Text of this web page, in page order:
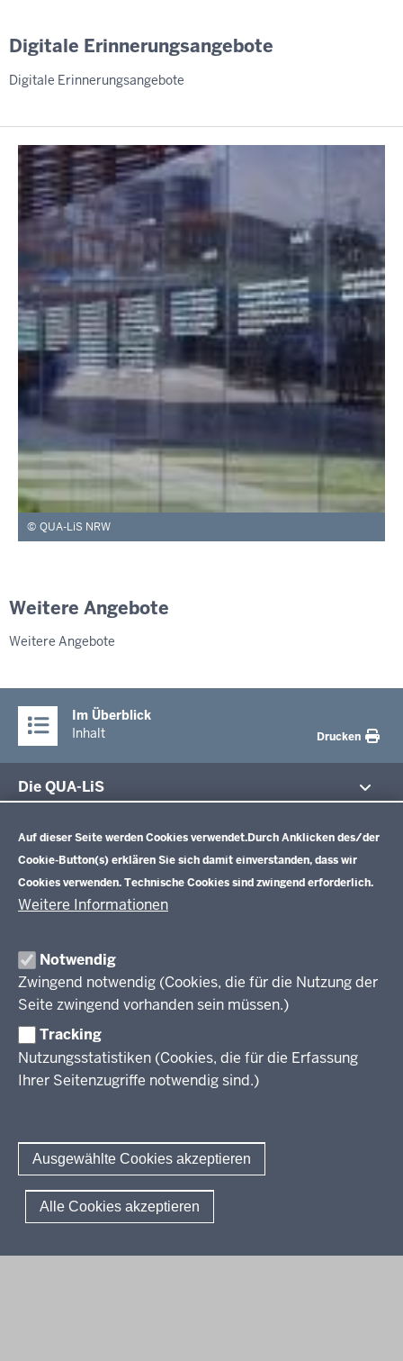
Auf dieser Seite werden Cookies verwendet.Durch Anklicken des/der
Cookie-Button(s) erklären Sie sich damit einverstanden, dass wir
Cookies verwenden. Technische Cookies sind zwingend erforderlich.
Weitere Informationen
Notwendig
Zwingend notwendig (Cookies, die für die Nutzung der
Seite zwingend vorhanden sein müssen.)
Tracking
Nutzungsstatistiken (Cookies, die für die Erfassung
Ihrer Seitenzugriffe notwendig sind.)
Ausgewählte Cookies akzeptieren
Alle Cookies akzeptieren
Digitale Erinnerungsangebote
Digitale Erinnerungsangebote
QUA-LiS NRW
Weitere Angebote
Weitere Angebote
Im Überblick
Inhalt
Drucken
Die QUA-LiS
Veröffentlichungen
Leitbild
Stellenangebote
Über uns
Schulentwicklung NRW
Schulentwicklung
Unterricht
Professionalisierung
Standardsicherung NRW
Berufsbildung NRW
Erwachsenenbildung
Wir über uns
Berichtswesen Weiterbildung
ElternMitWirkung NRW
KI:EB
Amtsblattabonnieren
© 2026 QUA-LiS
Fußzeile
Impressum Datenschutzerklärung